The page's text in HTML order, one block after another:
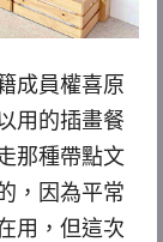
成員權喜原
用的插畫餐
那種帶點文
，因為平常
用，但這次